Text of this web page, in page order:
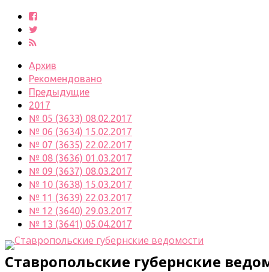
Архив
Рекомендовано
Предыдущие
2017
№ 05 (3633) 08.02.2017
№ 06 (3634) 15.02.2017
№ 07 (3635) 22.02.2017
№ 08 (3636) 01.03.2017
№ 09 (3637) 08.03.2017
№ 10 (3638) 15.03.2017
№ 11 (3639) 22.03.2017
№ 12 (3640) 29.03.2017
№ 13 (3641) 05.04.2017
Ставропольские губернские